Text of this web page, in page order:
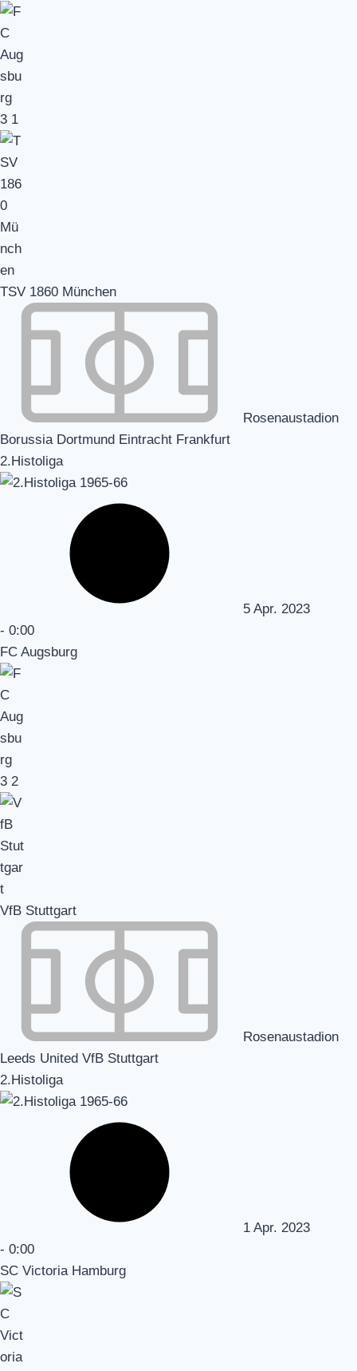
3 1
TSV 1860 München
Rosenaustadion
Borussia Dortmund Eintracht Frankfurt
2.Histoliga
5 Apr. 2023
- 0:00
FC Augsburg
3 2
VfB Stuttgart
Rosenaustadion
Leeds United VfB Stuttgart
2.Histoliga
1 Apr. 2023
- 0:00
SC Victoria Hamburg